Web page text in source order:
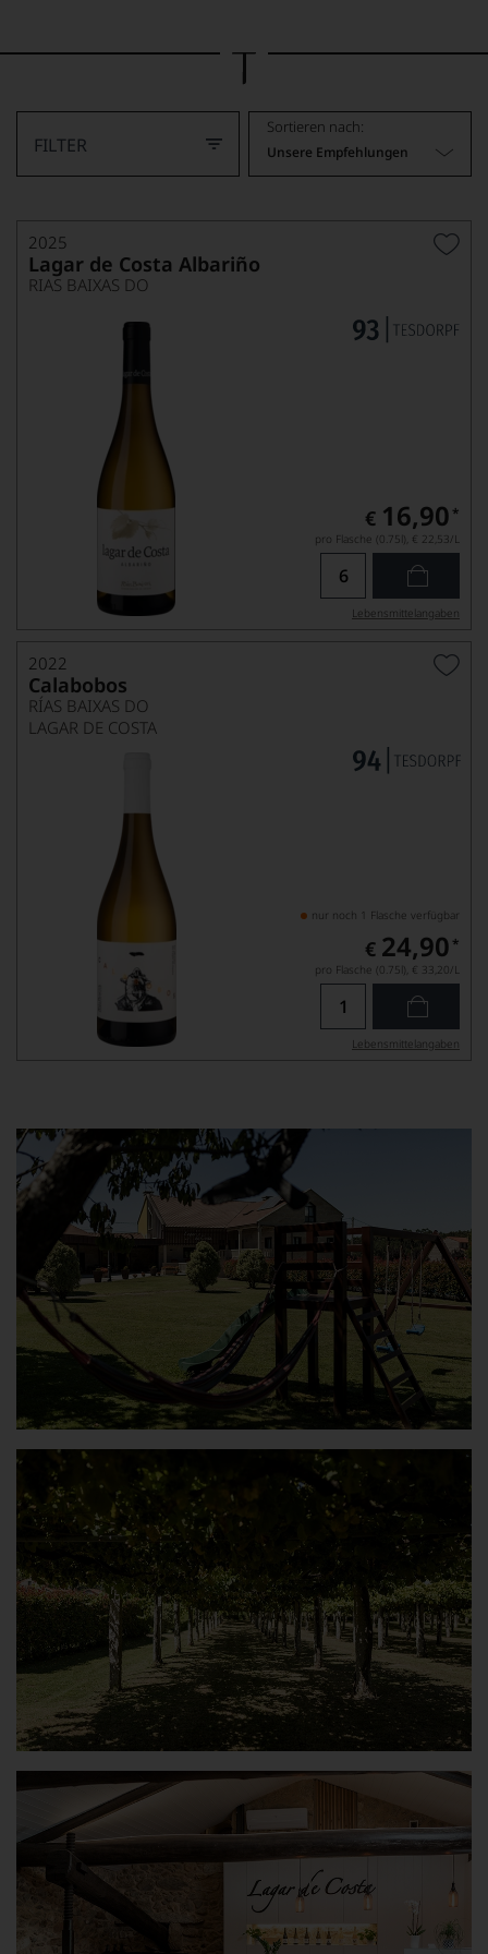
von
FILTER
Sortieren nach:
Unsere Empfehlungen
2025
Lagar de Costa Albariño
RIAS BAIXAS DO
€ 16,90 *
pro Flasche (0.75l), € 22,53/L
Lebensmittel­angaben
2022
Calabobos
RÍAS BAIXAS DO
LAGAR DE COSTA
nur noch 1 Flasche verfügbar
€ 24,90 *
pro Flasche (0.75l), € 33,20/L
Lebensmittel­angaben